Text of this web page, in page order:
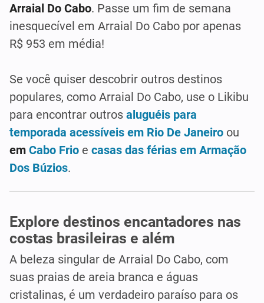
Arraial Do Cabo. Passe um fim de semana
inesquecível em Arraial Do Cabo por apenas
R$ 953 em média!
Se você quiser descobrir outros destinos
populares, como Arraial Do Cabo, use o Likibu
para encontrar outros aluguéis para
temporada acessíveis em Rio De Janeiro ou
em Cabo Frio e casas das férias em Armação
Dos Búzios.
Explore destinos encantadores nas
costas brasileiras e além
A beleza singular de Arraial Do Cabo, com
suas praias de areia branca e águas
cristalinas, é um verdadeiro paraíso para os